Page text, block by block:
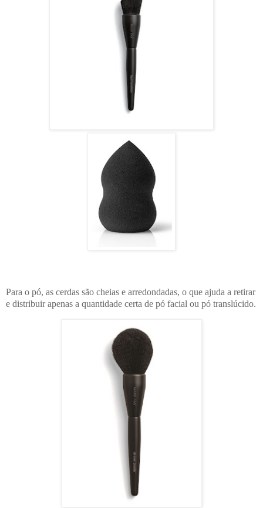
Para o pó, as cerdas são cheias e arredondadas, o que ajuda a retirar
e distribuir apenas a quantidade certa de pó facial ou pó translúcido.